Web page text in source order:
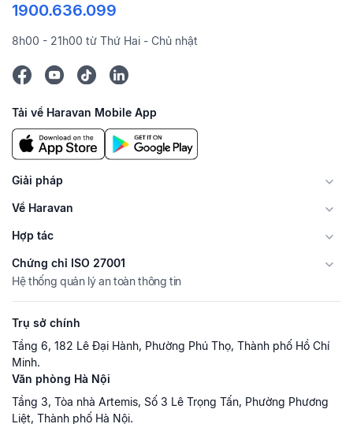
1900.636.099
8h00 - 21h00 từ Thứ Hai - Chủ nhật
Tải về Haravan Mobile App
Giải pháp
Về Haravan
Hợp tác
Chứng chỉ ISO 27001
Hệ thống quản lý an toàn thông tin
Trụ sở chính
Tầng 6, 182 Lê Đại Hành, Phường Phú Thọ, Thành phố Hồ Chí
Minh.
Văn phòng Hà Nội
Tầng 3, Tòa nhà Artemis, Số 3 Lê Trọng Tấn, Phường Phương
Liệt, Thành phố Hà Nội.